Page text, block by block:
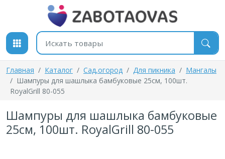
К содержимому
Поиск товаров
Главная Каталог Cад,огород Для пикника
Мангалы
Шампуры для шашлыка бамбуковые 25см, 100шт.
RoyalGrill 80-055
Шампуры для шашлыка бамбуковые
25см, 100шт. RoyalGrill 80-055